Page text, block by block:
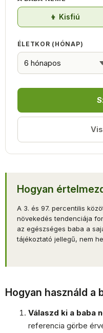
👦 Kisfiú
ÉLETKOR (HÓNAP)
Hogyan
A 3. és 97. percentilis
növekedés tendenciája
az egészséges baba a
tájékoztató jellegű, nem
Hogyan használd a
Válaszd ki a baba
referencia görbe